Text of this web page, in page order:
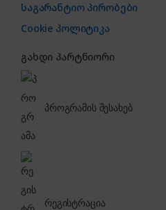
საგარანტიო პირობები
Cookie პოლიტიკა
გახდი პარტნიორი
პროგრამის შესახებ
რეგისტრაცია